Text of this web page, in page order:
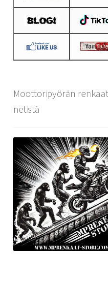
Moottoripyörän renkaat
netistä